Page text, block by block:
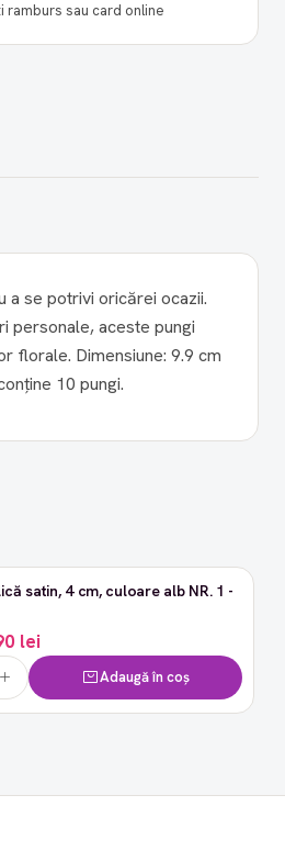
ramburs sau card online
a se potrivi oricărei ocazii.
personale, aceste pungi
9.9 cm
este pentru un set. Un set conține 10 pungi.
satin, 4 cm, culoare alb NR. 1 -
lei
Adaugă în coș